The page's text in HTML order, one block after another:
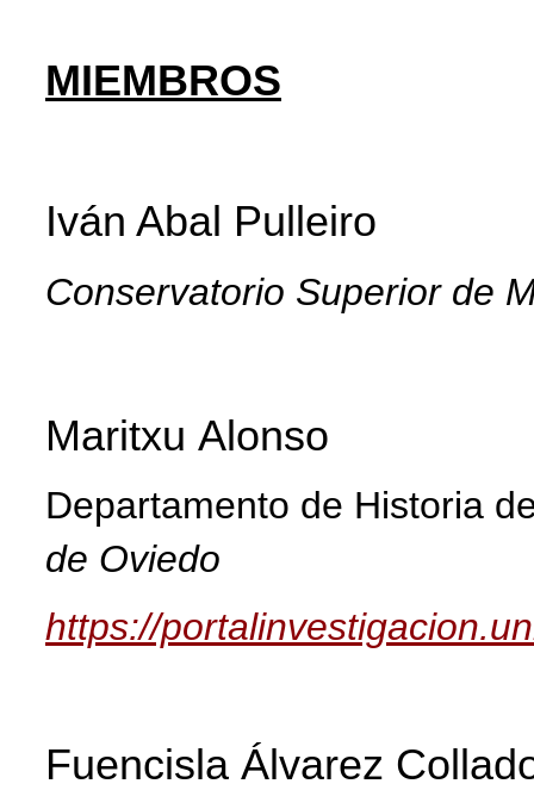
MIEMBROS
Iván Abal Pulleiro
Conservatorio Superior de
Maritxu Alonso
Departamento de Historia
de Oviedo
https://
Fuencisla Álvarez